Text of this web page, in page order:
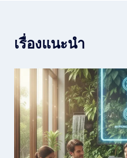
เรื่องแนะนำ